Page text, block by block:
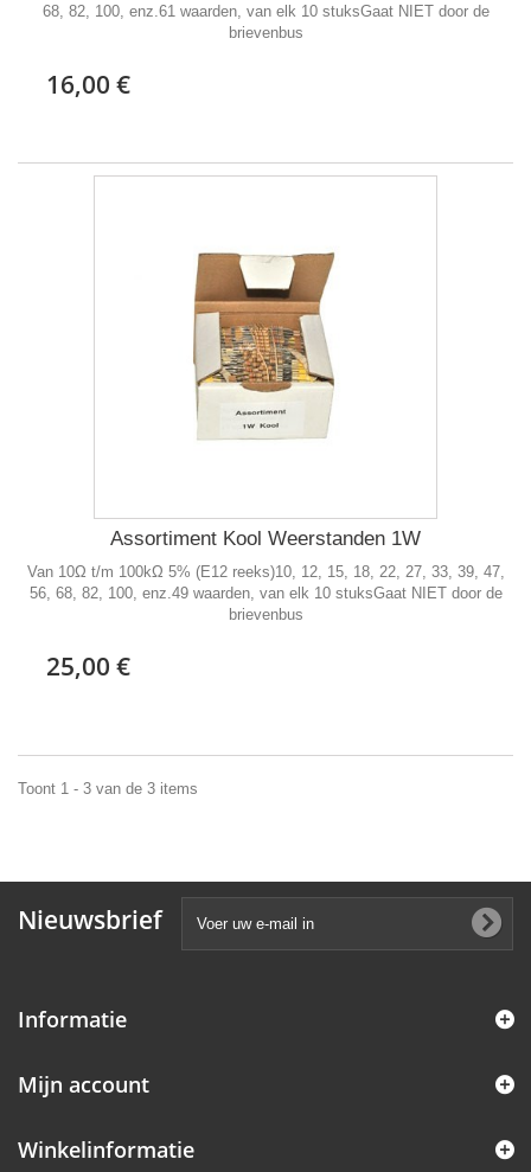
68, 82, 100, enz.61 waarden, van elk 10 stuksGaat NIET door de
brievenbus
16,00 €
Assortiment Kool Weerstanden 1W
Van 10Ω t/m 100kΩ 5% (E12 reeks)10, 12, 15, 18, 22, 27, 33, 39, 47,
56, 68, 82, 100, enz.49 waarden, van elk 10 stuksGaat NIET door de
brievenbus
25,00 €
Toont 1 - 3 van de 3 items
Nieuwsbrief
Informatie
Mijn account
Winkelinformatie